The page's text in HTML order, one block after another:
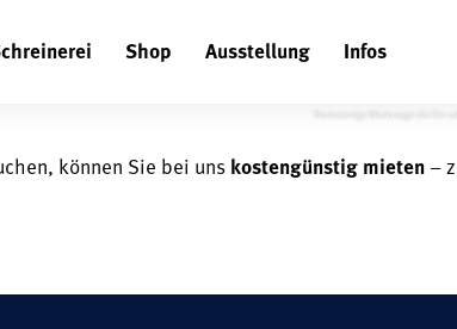
Shop Ausstellung Infos
Suchen
Hochwertige Werkzeuge die Sie
können Sie bei uns kostengünstig mieten –